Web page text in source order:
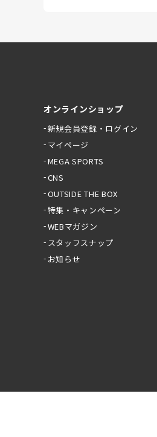
オンラインショップ
新規会員登録・ログイン
マイページ
MEGA SPORTS
CNS
OUTSIDE THE BOX
特集・キャンペーン
WEBマガジン
スタッフスナップ
お知らせ